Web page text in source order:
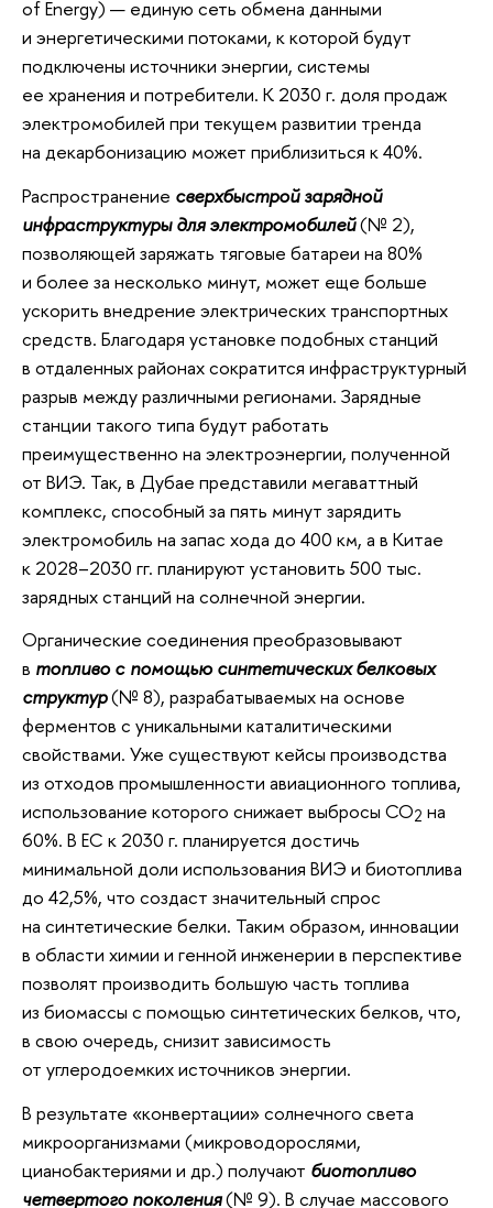
of Energy) — единую сеть обмена данными
и энергетическими потоками, к которой будут
подключены источники энергии, системы
ее хранения и потребители. К 2030 г. доля продаж
электромобилей при текущем развитии тренда
на декарбонизацию может приблизиться к 40%.
Распространение сверхбыстрой зарядной
инфраструктуры для электромобилей(№ 2),
позволяющей заряжать тяговые батареи на 80%
и более за несколько минут, может еще больше
ускорить внедрение электрических транспортных
средств. Благодаря установке подобных станций
в отдаленных районах сократится инфраструктурный
разрыв между различными регионами. Зарядные
станции такого типа будут работать
преимущественно на электроэнергии, полученной
от ВИЭ. Так, в Дубае представили мегаваттный
комплекс, способный за пять минут зарядить
электромобиль на запас хода до 400 км, а в Китае
к 2028–2030 гг. планируют установить 500 тыс.
зарядных станций на солнечной энергии.
Органические соединения преобразовывают
в топливо с помощью синтетических белковых
структур(№ 8), разрабатываемых на основе
ферментов с уникальными каталитическими
свойствами. Уже существуют кейсы производства
из отходов промышленности авиационного топлива,
использование которого снижает выбросы CO2 на
60%. В ЕС к 2030 г. планируется достичь
минимальной доли использования ВИЭ и биотоплива
до 42,5%, что создаст значительный спрос
на синтетические белки. Таким образом, инновации
в области химии и генной инженерии в перспективе
позволят производить большую часть топлива
из биомассы с помощью синтетических белков, что,
в свою очередь, снизит зависимость
от углеродоемких источников энергии.
В результате «конвертации» солнечного света
микроорганизмами (микроводорослями,
цианобактериями и др.) получают биотопливо
четвертого поколения(№ 9). В случае массового